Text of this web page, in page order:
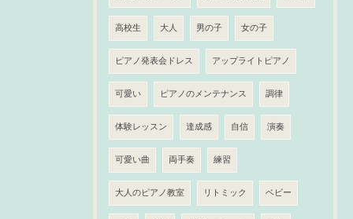
高校生 大人 男の子 女の子
ピアノ発表会ドレス アップライトピアノ
可愛い ピアノのメンテナンス 調律
体験レッスン 達成感 自信 演奏
可愛い曲 両手奏 練習
大人のピアノ教室 リトミック ベビー